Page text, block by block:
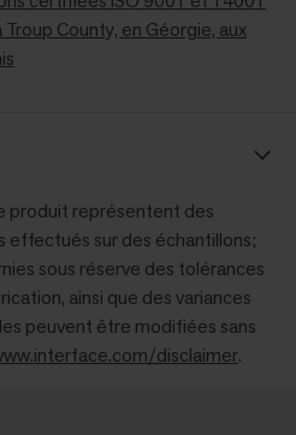
Troup County, en Géorgie, aux
produit représentent des
effectués sur des échantillons;
sous réserve des tolérances
ainsi que des variances
peuvent être modifiées sans
disclaimer.